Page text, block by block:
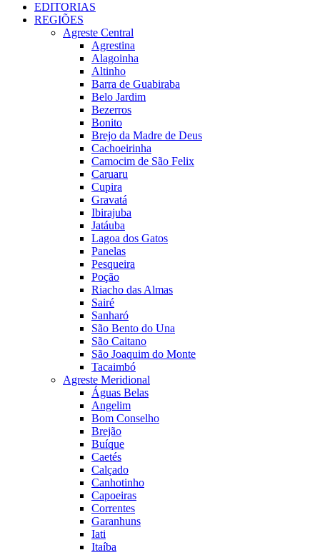
EDITORIAS
REGIÕES
Agreste Central
Agrestina
Alagoinha
Altinho
Barra de Guabiraba
Belo Jardim
Bezerros
Bonito
Brejo da Madre de Deus
Cachoeirinha
Camocim de São Felix
Caruaru
Cupira
Gravatá
Ibirajuba
Jatáuba
Lagoa dos Gatos
Panelas
Pesqueira
Poção
Riacho das Almas
Sairé
Sanharó
São Bento do Una
São Caitano
São Joaquim do Monte
Tacaimbó
Agreste Meridional
Águas Belas
Angelim
Bom Conselho
Brejão
Buíque
Caetés
Calçado
Canhotinho
Capoeiras
Correntes
Garanhuns
Iati
Itaíba